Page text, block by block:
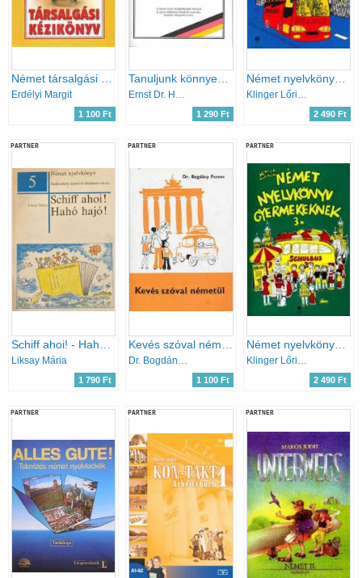
Erdélyi Margit
1 100 Ft 1 290 Ft
Német nyelvkönyv gyermekeknek 4.
2 490 Ft
PARTNER
Liksay Mária
1 790 Ft
PARTNER
Dr. Bogdány Ferenc
1 100 Ft
PARTNER
Német nyelvkönyv gyermekeknek 3.
Klinger Lőrincné
2 490 Ft
PARTNER PARTNER PARTNER